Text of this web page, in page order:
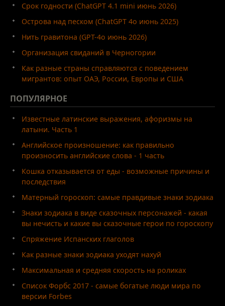
Срок годности (ChatGPT 4.1 mini июнь 2026)
Острова над песком (ChatGPT 4o июнь 2025)
Нить гравитона (GPT-4o июнь 2026)
Организация свиданий в Черногории
Как разные страны справляются с поведением
мигрантов: опыт ОАЭ, России, Европы и США
ПОПУЛЯРНОЕ
Известные латинские выражения, афоризмы на
латыни. Часть 1
Английское произношение: как правильно
произносить английские слова - 1 часть
Кошка отказывается от еды - возможные причины и
последствия
Матерный гороскоп: самые правдивые знаки зодиака
Знаки зодиака в виде сказочных персонажей - какая
вы нечисть и какие вы сказочные герои по гороскопу
Спряжение Испанских глаголов
Как разные знаки зодиака уходят нахуй
Максимальная и средняя скорость на роликах
Список Форбс 2017 - самые богатые люди мира по
версии Forbes